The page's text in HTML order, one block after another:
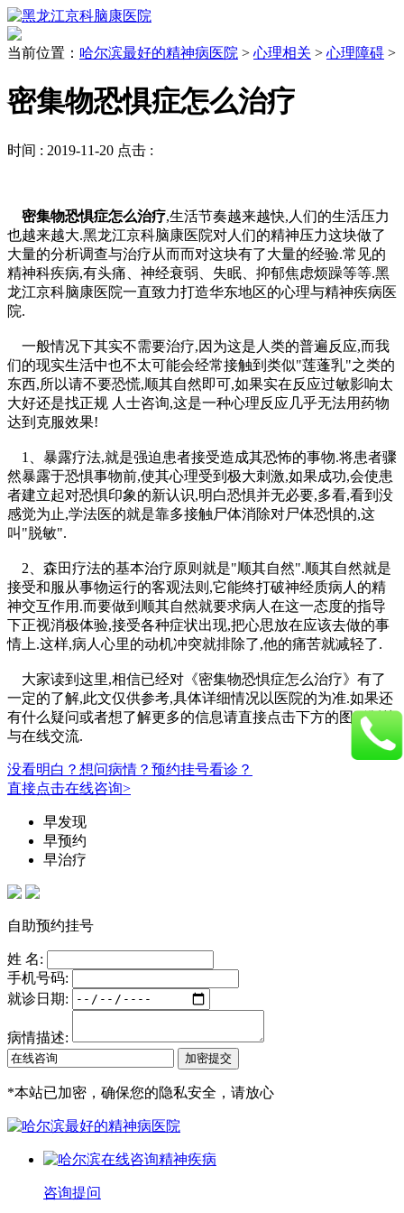
当前位置： 哈尔滨最好的精神病医院 > 心理相关 > 心理障碍 >
密集物恐惧症怎么治疗
时间 : 2019-11-20 点击 :
密集物恐惧症怎么治疗,生活节奏越来越快,人们的生活压力
也越来越大.黑龙江京科脑康医院对人们的精神压力这块做了
大量的分析调查与治疗从而而对这块有了大量的经验.常见的
精神科疾病,有头痛、神经衰弱、失眠、抑郁焦虑烦躁等等.黑
龙江京科脑康医院一直致力打造华东地区的心理与精神疾病医
院.
一般情况下其实不需要治疗,因为这是人类的普遍反应,而我
们的现实生活中也不太可能会经常接触到类似"莲蓬乳"之类的
东西,所以请不要恐慌,顺其自然即可,如果实在反应过敏影响太
大好还是找正规 人士咨询,这是一种心理反应几乎无法用药物
达到克服效果!
1、暴露疗法,就是强迫患者接受造成其恐怖的事物.将患者骤
然暴露于恐惧事物前,使其心理受到极大刺激,如果成功,会使患
者建立起对恐惧印象的新认识,明白恐惧并无必要,多看,看到没
感觉为止,学法医的就是靠多接触尸体消除对尸体恐惧的,这
叫"脱敏".
2、森田疗法的基本治疗原则就是"顺其自然".顺其自然就是
接受和服从事物运行的客观法则,它能终打破神经质病人的精
神交互作用.而要做到顺其自然就要求病人在这一态度的指导
下正视消极体验,接受各种症状出现,把心思放在应该去做的事
情上.这样,病人心里的动机冲突就排除了,他的痛苦就减轻了.
大家读到这里,相信已经对《密集物恐惧症怎么治疗》有了
一定的了解,此文仅供参考,具体详细情况以医院的为准.如果还
有什么疑问或者想了解更多的信息请直接点击下方的图形版块
与在线交流.
没看明白？想问病情？预约挂号看诊？
直接点击在线咨询>
早发现
早预约
早治疗
自助预约挂号
姓 名:
手机号码:
就诊日期:
病情描述:
*本站已加密，确保您的隐私安全，请放心
咨询提问